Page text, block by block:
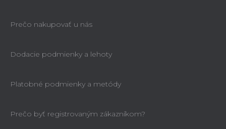
Prečo nakupovať u nás
Dodacie podmienky a lehoty
Platobné podmienky a metódy
Prečo byť registrovaným zákazníkom?